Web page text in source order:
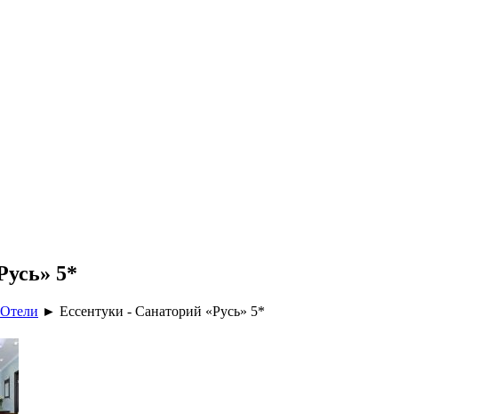
5*
Отели ► Ессентуки - Санаторий «Русь» 5*